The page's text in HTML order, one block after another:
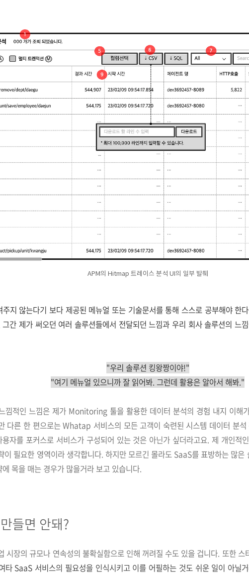
APM의 Hitmap 트레이스 분석 UI의 일부 발췌
주지 않는다기 보다 제공된 메뉴얼 또는 기술문서를 통해 스스로 공부해야 한
간 제가 써오던 여러 솔루션들에서 전달되던 느낌과 우리 회사 솔루션의 느
"우리 솔루션 킹왕짱이야!"
"여기 메뉴얼 있으니까 잘 읽어봐. 그런데 활용은 알아서 해봐."
낌적인 느낌은 제가 Monitoring 툴을 활용한 데이터 분석의 경험 내지 이해
다른 한 편으로는 Whatap 서비스의 모든 고객이 숙련된 시스템 데이터 분
자를 포커스로 서비스가 구성되어 있는 것은 아닌가 싶더라고요. 제 개인적
이 필요한 영역이라 생각합니다. 하지만 모르긴 몰라도 SaaS를 표방하는 많은
목을 매는 경우가 많을거라 보고 있습니다.
들면 안돼?
시장의 규모나 연속성의 불확실함으로 인해 꺼려질 수도 있을 겁니다. 또한 스
타 SaaS 서비스의 필요성을 인식시키고 이를 어필하는 것도 쉬운 일이 아닐